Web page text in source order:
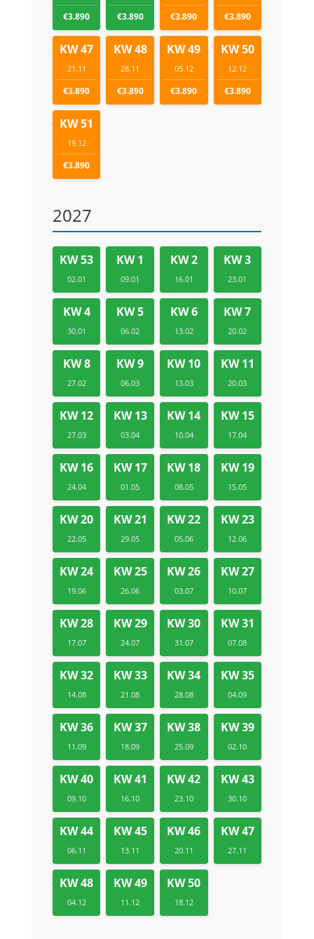
€3.890 €3.890 €3.890 €3.890
KW 47
21.11
€3.890
KW 48
28.11
€3.890
KW 49
05.12
€3.890
KW 50
12.12
€3.890
KW 51
19.12
€3.890
2027
KW 53
02.01
KW 1
09.01
KW 2
16.01
KW 3
23.01
KW 4
30.01
KW 5
06.02
KW 6
13.02
KW 7
20.02
KW 8
27.02
KW 9
06.03
KW 10
13.03
KW 11
20.03
KW 12
27.03
KW 13
03.04
KW 14
10.04
KW 15
17.04
KW 16
24.04
KW 17
01.05
KW 18
08.05
KW 19
15.05
KW 20
22.05
KW 21
29.05
KW 22
05.06
KW 23
12.06
KW 24
19.06
KW 25
26.06
KW 26
03.07
KW 27
10.07
KW 28
17.07
KW 29
24.07
KW 30
31.07
KW 31
07.08
KW 32
14.08
KW 33
21.08
KW 34
28.08
KW 35
04.09
KW 36
11.09
KW 37
18.09
KW 38
25.09
KW 39
02.10
KW 40
09.10
KW 41
16.10
KW 42
23.10
KW 43
30.10
KW 44
06.11
KW 45
13.11
KW 46
20.11
KW 47
27.11
KW 48
04.12
KW 49
11.12
KW 50
18.12